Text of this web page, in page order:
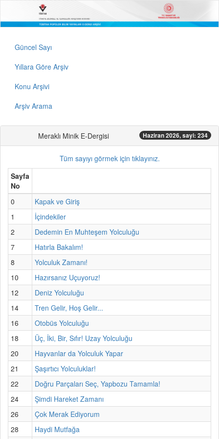
Güncel Sayı
Yıllara Göre Arşiv
Konu Arşivi
Arşiv Arama
Meraklı Minik E-Dergisi Haziran 2026, sayi: 234
Tüm sayıyı görmek için tıklayınız.
Sayfa
No
0
Kapak ve Giriş
1
İçindekiler
2
Dedemin En Muhteşem Yolculuğu
7
Hatırla Bakalım!
8
Yolculuk Zamanı!
10
Hazırsanız Uçuyoruz!
12
Deniz Yolculuğu
14
Tren Gelir, Hoş Gelir...
16
Otobüs Yolculuğu
18
Üç, İki, Bir, Sıfır! Uzay Yolculuğu
20
Hayvanlar da Yolculuk Yapar
21
Şaşırtıcı Yolculuklar!
22
Doğru Parçaları Seç, Yapbozu Tamamla!
24
Şimdi Hareket Zamanı
26
Çok Merak Ediyorum
28
Haydi Mutfağa